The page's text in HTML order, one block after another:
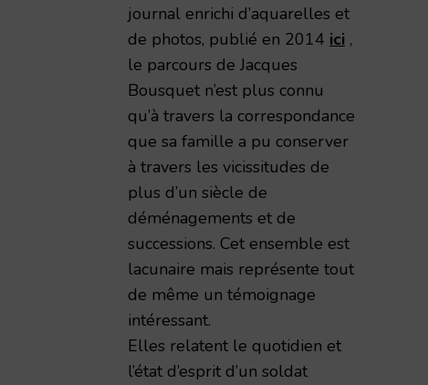
journal enrichi d’aquarelles et
de photos, publié en 2014 ici ,
le parcours de Jacques
Bousquet n’est plus connu
qu’à travers la correspondance
que sa famille a pu conserver
à travers les vicissitudes de
plus d’un siècle de
déménagements et de
successions. Cet ensemble est
lacunaire mais représente tout
de même un témoignage
intéressant.
Elles relatent le quotidien et
l’état d’esprit d’un soldat